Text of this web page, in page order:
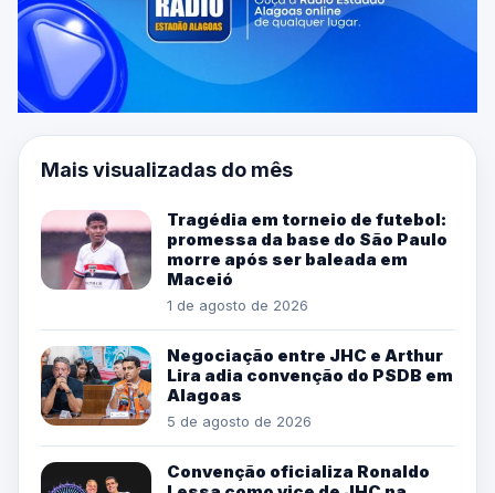
Mais visualizadas do mês
Tragédia em torneio de futebol:
promessa da base do São Paulo
morre após ser baleada em
Maceió
1 de agosto de 2026
Negociação entre JHC e Arthur
Lira adia convenção do PSDB em
Alagoas
5 de agosto de 2026
Convenção oficializa Ronaldo